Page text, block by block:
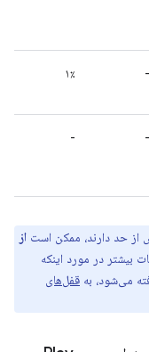
- ۱٪
-
-
از حد دارند، ممکن است از
بیشتر در مورد اینکه
می‌شود، به قفل‌های